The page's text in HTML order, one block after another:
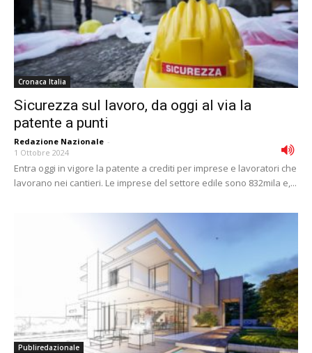
Cronaca Italia
Sicurezza sul lavoro, da oggi al via la
patente a punti
Redazione Nazionale -
1 Ottobre 2024
Entra oggi in vigore la patente a crediti per imprese e lavoratori che
lavorano nei cantieri. Le imprese del settore edile sono 832mila e,...
Publiredazionale